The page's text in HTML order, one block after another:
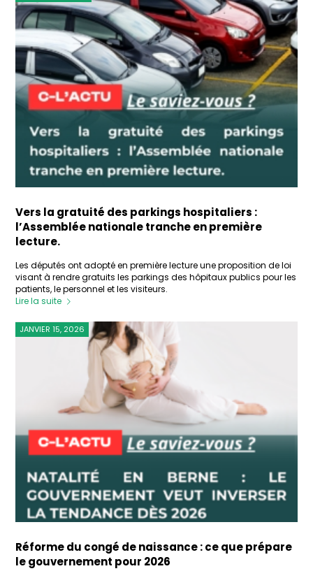
Vers la gratuité des parkings hospitaliers :
l’Assemblée nationale tranche en première
lecture.
Les députés ont adopté en première lecture une proposition de loi
visant à rendre gratuits les parkings des hôpitaux publics pour les
patients, le personnel et les visiteurs.
Lire la suite
Réforme du congé de naissance : ce que prépare
le gouvernement pour 2026
JANVIER 15, 2026